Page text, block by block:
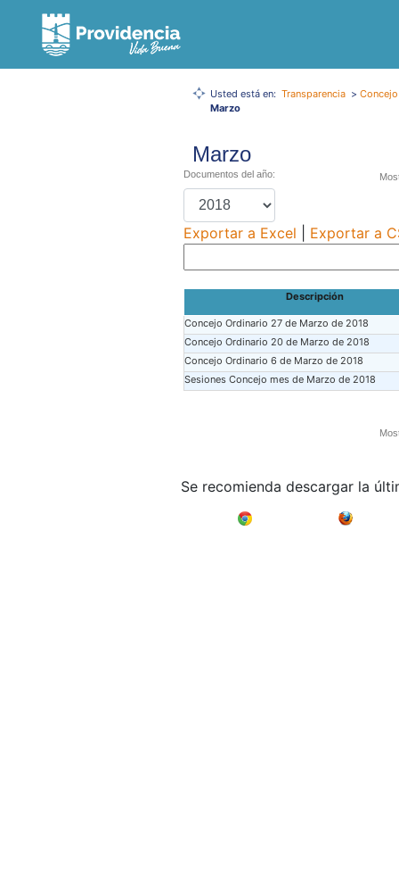
Usted está en: Transparencia >
Marzo
Marzo
Documentos del año:
Exportar a Excel Exportar a
Descripción
Concejo Ordinario 27 de Marzo de 2018
Concejo Ordinario 20 de Marzo de 2018
Concejo Ordinario 6 de Marzo de 2018
Sesiones Concejo mes de Marzo de 2018
Se recomienda descargar la